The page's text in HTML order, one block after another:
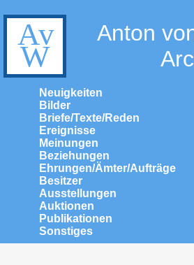
Anton
Neuigkeiten
Bilder
Briefe/Texte/Reden
Ereignisse
Meinungen
Beziehungen
Ehrungen/Ämter/Aufträge
Besitzer
Ausstellungen
Auktionen
Publikationen
Sonstiges